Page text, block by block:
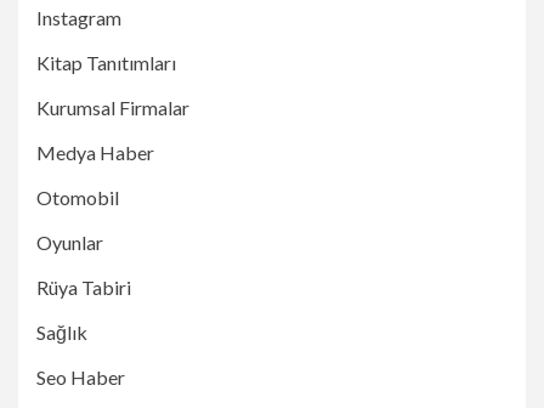
Instagram
Kitap Tanıtımları
Kurumsal Firmalar
Medya Haber
Otomobil
Oyunlar
Rüya Tabiri
Sağlık
Seo Haber